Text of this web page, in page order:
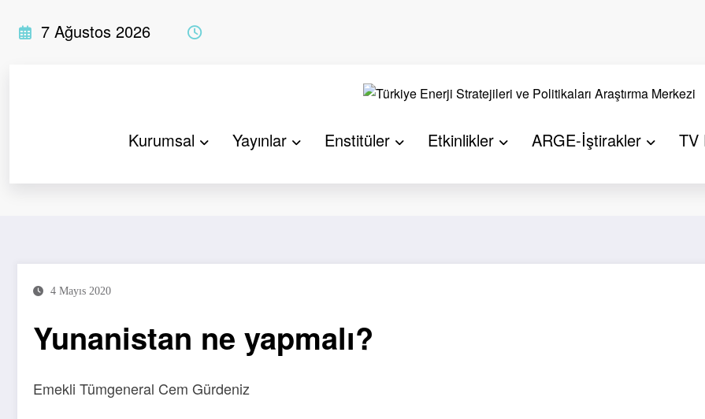
atla
7 Ağustos 2026
Kurumsal Yayınlar Enstitüler Etkinlikler ARGE-İştirakler TV
4 Mayıs 2020
Yunanistan ne yapmalı?
Emekli Tümgeneral Cem Gürdeniz